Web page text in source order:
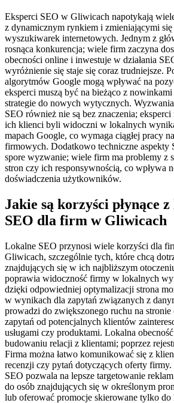
Eksperci SEO w Gliwicach napotykają
z dynamicznym rynkiem i zmieniającymi
wyszukiwarek internetowych. Jednym z
rosnąca konkurencja; wiele firm zaczyna
obecności online i inwestuje w działania
wyróżnienie się staje się coraz trudniejsze.
algorytmów Google mogą wpływać na
eksperci muszą być na bieżąco z
strategie do nowych wytycznych.
SEO również nie są bez znaczenia;
ich klienci byli widoczni w lokalnych
mapach Google, co wymaga ciągłej pracy
firmowych. Dodatkowo techniczne aspekty
spore wyzwanie; wiele firm ma problemy z
stron czy ich responsywnością, co wpływa
doświadczenia użytkowników.
Jakie są korzyści płynące
SEO dla firm w Gliwicach
Lokalne SEO przynosi wiele korzyści dla
Gliwicach, szczególnie tych, które chcą
znajdujących się w ich najbliższym
poprawia widoczność firmy w lokalnych
dzięki odpowiedniej optymalizacji strona
w wynikach dla zapytań związanych z
prowadzi do zwiększonego ruchu na
zapytań od potencjalnych klientów
usługami czy produktami. Lokalna
budowaniu relacji z klientami; poprzez
Firma można łatwo komunikować się z
recenzji czy pytań dotyczących oferty
SEO pozwala na lepsze targetowanie
do osób znajdujących się w określonym
lub oferować promocje skierowane tylko